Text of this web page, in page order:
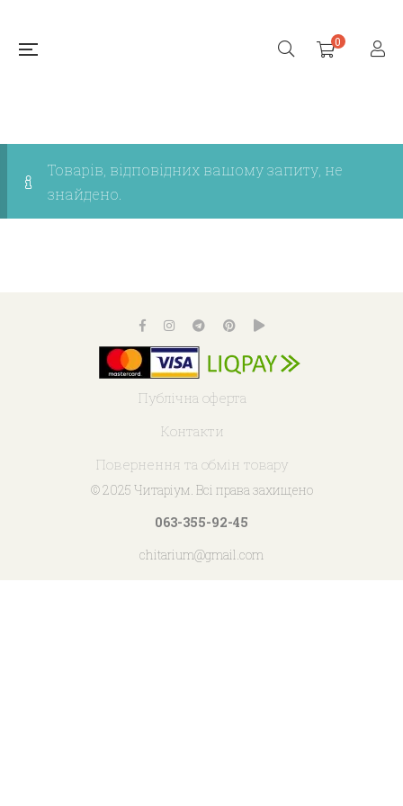
0
Товарів, відповідних вашому запиту, не
знайдено.
Публічна оферта
Контакти
Повернення та обмін товару
© 2025 Читаріум. Всі права захищено
063-355-92-45
chitarium@gmail.com